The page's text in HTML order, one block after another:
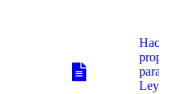
Hacen
propuestas
para nueva
Ley